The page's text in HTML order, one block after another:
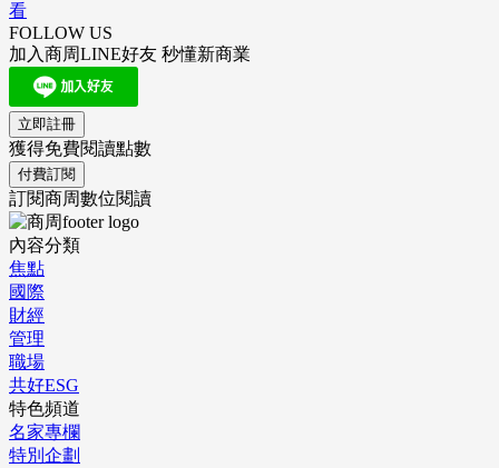
看
FOLLOW US
加入商周LINE好友 秒懂新商業
立即註冊
獲得免費閱讀點數
付費訂閱
訂閱商周數位閱讀
內容分類
焦點
國際
財經
管理
職場
共好ESG
特色頻道
名家專欄
特別企劃